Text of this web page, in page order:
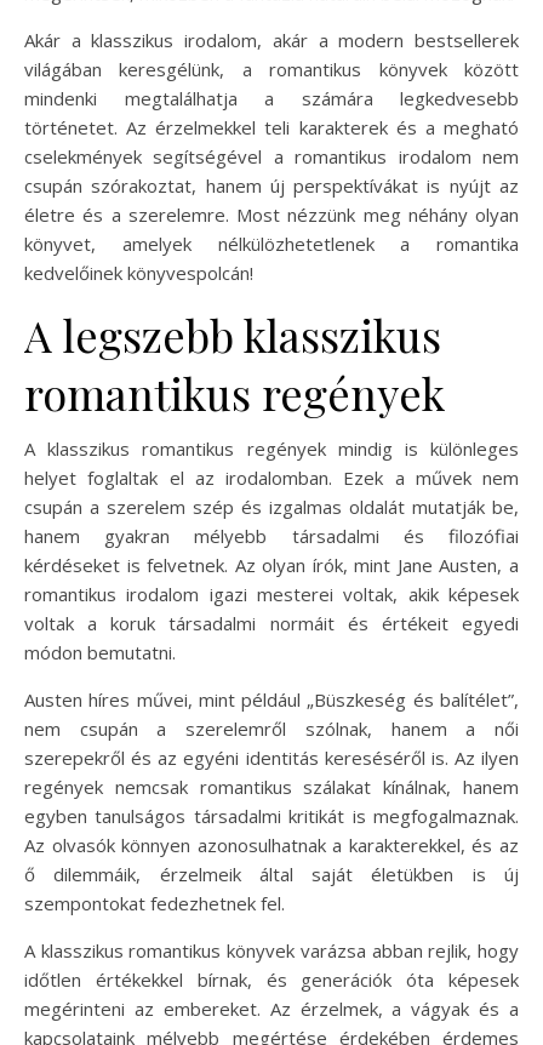
Akár a klasszikus irodalom, akár a modern bestsellerek
világában keresgélünk, a romantikus könyvek között
mindenki megtalálhatja a számára legkedvesebb
történetet. Az érzelmekkel teli karakterek és a megható
cselekmények segítségével a romantikus irodalom nem
csupán szórakoztat, hanem új perspektívákat is nyújt az
életre és a szerelemre. Most nézzünk meg néhány olyan
könyvet, amelyek nélkülözhetetlenek a romantika
kedvelőinek könyvespolcán!
A legszebb klasszikus
romantikus regények
A klasszikus romantikus regények mindig is különleges
helyet foglaltak el az irodalomban. Ezek a művek nem
csupán a szerelem szép és izgalmas oldalát mutatják be,
hanem gyakran mélyebb társadalmi és filozófiai
kérdéseket is felvetnek. Az olyan írók, mint Jane Austen, a
romantikus irodalom igazi mesterei voltak, akik képesek
voltak a koruk társadalmi normáit és értékeit egyedi
módon bemutatni.
Austen híres művei, mint például „Büszkeség és balítélet”,
nem csupán a szerelemről szólnak, hanem a női
szerepekről és az egyéni identitás kereséséről is. Az ilyen
regények nemcsak romantikus szálakat kínálnak, hanem
egyben tanulságos társadalmi kritikát is megfogalmaznak.
Az olvasók könnyen azonosulhatnak a karakterekkel, és az
ő dilemmáik, érzelmeik által saját életükben is új
szempontokat fedezhetnek fel.
A klasszikus romantikus könyvek varázsa abban rejlik, hogy
időtlen értékekkel bírnak, és generációk óta képesek
megérinteni az embereket. Az érzelmek, a vágyak és a
kapcsolataink mélyebb megértése érdekében érdemes